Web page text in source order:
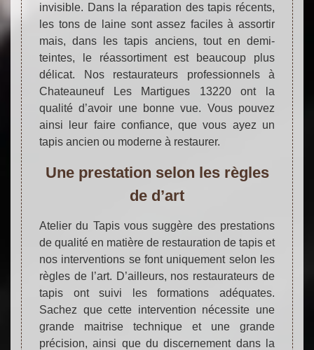
invisible. Dans la réparation des tapis récents,
les tons de laine sont assez faciles à assortir
mais, dans les tapis anciens, tout en demi-
teintes, le réassortiment est beaucoup plus
délicat. Nos restaurateurs professionnels à
Chateauneuf Les Martigues 13220 ont la
qualité d’avoir une bonne vue. Vous pouvez
ainsi leur faire confiance, que vous ayez un
tapis ancien ou moderne à restaurer.
Une prestation selon les règles
de d’art
Atelier du Tapis vous suggère des prestations
de qualité en matière de restauration de tapis et
nos interventions se font uniquement selon les
règles de l’art. D’ailleurs, nos restaurateurs de
tapis ont suivi les formations adéquates.
Sachez que cette intervention nécessite une
grande maitrise technique et une grande
précision, ainsi que du discernement dans la